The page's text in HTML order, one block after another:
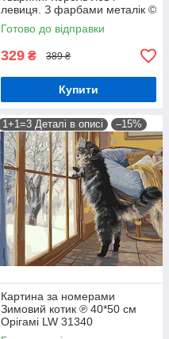
левиця. З фарбами металік ©
40*50 см Орігамі LW 0320
Готово до відправки
329 ₴ 389 ₴
Купити
1+1=3 Деталі в описі –15%
Картина за номерами
Зимовий котик ℗ 40*50 см
Орігамі LW 31340